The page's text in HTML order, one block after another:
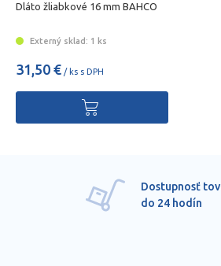
Dláto žliabkové 16 mm BAHCO
Externý sklad: 1 ks
31,50 € / ks s DPH
Dostupnosť
do 24 hodín